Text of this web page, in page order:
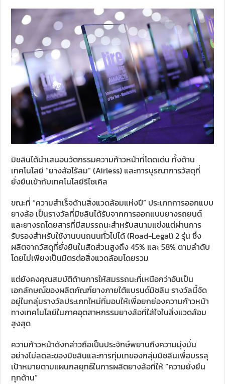
มิชลินได้นำเสนอนวัตกรรมความก้าวหน้าที่โดดเด่น ทั้งด้าน
เทคโนโลยี “ยางล้อไร้ลม” (Airless) และการบูรณาการวัสดุที่
ยั่งยืนเข้ากับเทคโนโลยีรีไซเคิล
ขณะที่ “ความสำเร็จด้านสิ่งแวดล้อมแห่งปี” ประเภทการออกแบบ
ยางล้อ เป็นรางวัลที่มิชลินได้รับจากการออกแบบยางรถยนต์
และยางรถโดยสารที่มีสมรรถนะสำหรับสนามแข่งแต่ผ่านการ
รับรองสำหรับใช้งานบนถนนทั่วไปได้(Road-Legal) 2รุ่น ซึ่ง
ผลิตจากวัสดุที่ยั่งยืนในสัดส่วนสูงถึง45% และ58%ตามลำดับ
โดยไม่เพียงเป็นมิตรต่อสิ่งแวดล้อมโดยรวม
แต่ยังคงคุณสมบัติด้านการให้สมรรถนะที่เหนือกว่าอันเป็น
เอกลักษณ์ของผลิตภัณฑ์ยางภายใต้แบรนด์มิชลิน รางวัลนี้จัด
อยู่ในกลุ่มรางวัลประเภทใหม่ที่มอบให้เพื่อยกย่องความก้าวหน้า
ทางเทคโนโลยีในภาคอุตสาหกรรมยางล้อที่ใส่ใจในสิ่งแวดล้อม
สูงสุด
ความก้าวหน้าดังกล่าวถือเป็นประจักษ์พยานถึงความมุ่งมั่น
อย่างไม่ลดละของมิชลินและการทุ่มเทของกลุ่มมิชลินเพื่อบรรลุ
เป้าหมายตามแผนกลยุทธ์ในการผลิตยางล้อที่ให้ “ความยั่งยืน
ทุกด้าน”